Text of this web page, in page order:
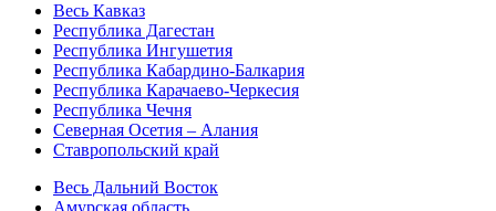
Весь Кавказ
Республика Дагестан
Республика Ингушетия
Республика Кабардино-Балкария
Республика Карачаево-Черкесия
Республика Чечня
Северная Осетия – Алания
Ставропольский край
Весь Дальний Восток
Амурская область